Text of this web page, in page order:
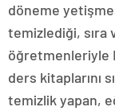
döneme
temizlediği, sıra
öğretmenleriyle
ders kitaplarını
temizlik yapan,